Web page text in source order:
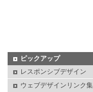
ピックアップ
レスポンシブデザイン
ウェブデザインリンク集